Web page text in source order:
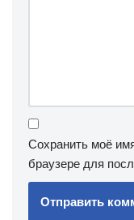
Сохранить моё
браузере для